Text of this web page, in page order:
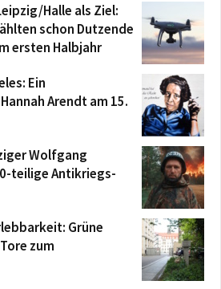
Halle als Ziel:
schon Dutzende
ersten Halbjahr
Ein
Arendt am 15.
Wolfgang
teilige Antikriegs-
Grüne
zum